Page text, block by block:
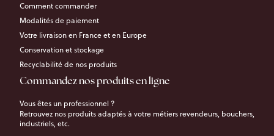
Comment commander
Modalités de paiement
Votre livraison en France et en Europe
Conservation et stockage
Recyclabilité de nos produits
Commandez nos produits en ligne
Vous êtes un professionnel ?
Retrouvez nos produits adaptés à votre métiers revendeurs, bouchers,
industriels, etc.